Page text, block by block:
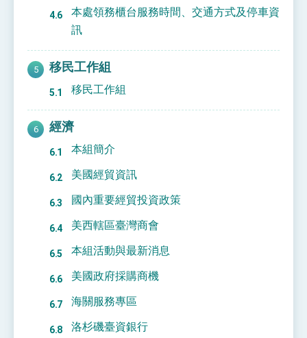
本處領務櫃台服務時間、交通方式及停車資
訊
移民工作組
移民工作組
經濟
本組簡介
美國經貿資訊
國內重要經貿投資政策
美西轄區臺灣商會
本組活動與最新消息
美國政府採購商機
海關服務專區
洛杉磯臺資銀行